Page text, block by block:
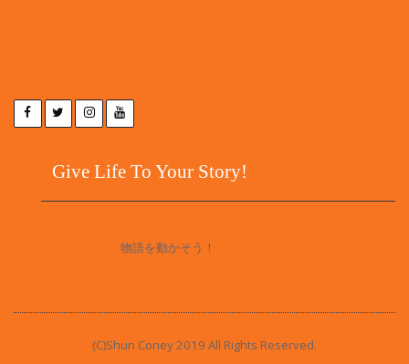
Give Life To Your Story!
物語を動かそう！
(C)Shun Coney 2019 All Rights Reserved.